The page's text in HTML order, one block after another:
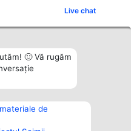
Live chat
🙂 Vă rugăm
deContact